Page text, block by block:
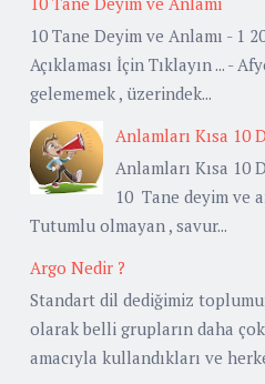
10 Tane Deyim ve Anlamı - 1
Açıklaması İçin Tıklayın ... -
gelememek , üzerindek...
Anlamları Kısa 10
Anlamları Kısa 10
10 Tane deyim ve
Tutumlu olmayan , savur...
Argo Nedir ?
Standart dil dediğimiz
olarak belli grupların daha
amacıyla kullandıkları ve